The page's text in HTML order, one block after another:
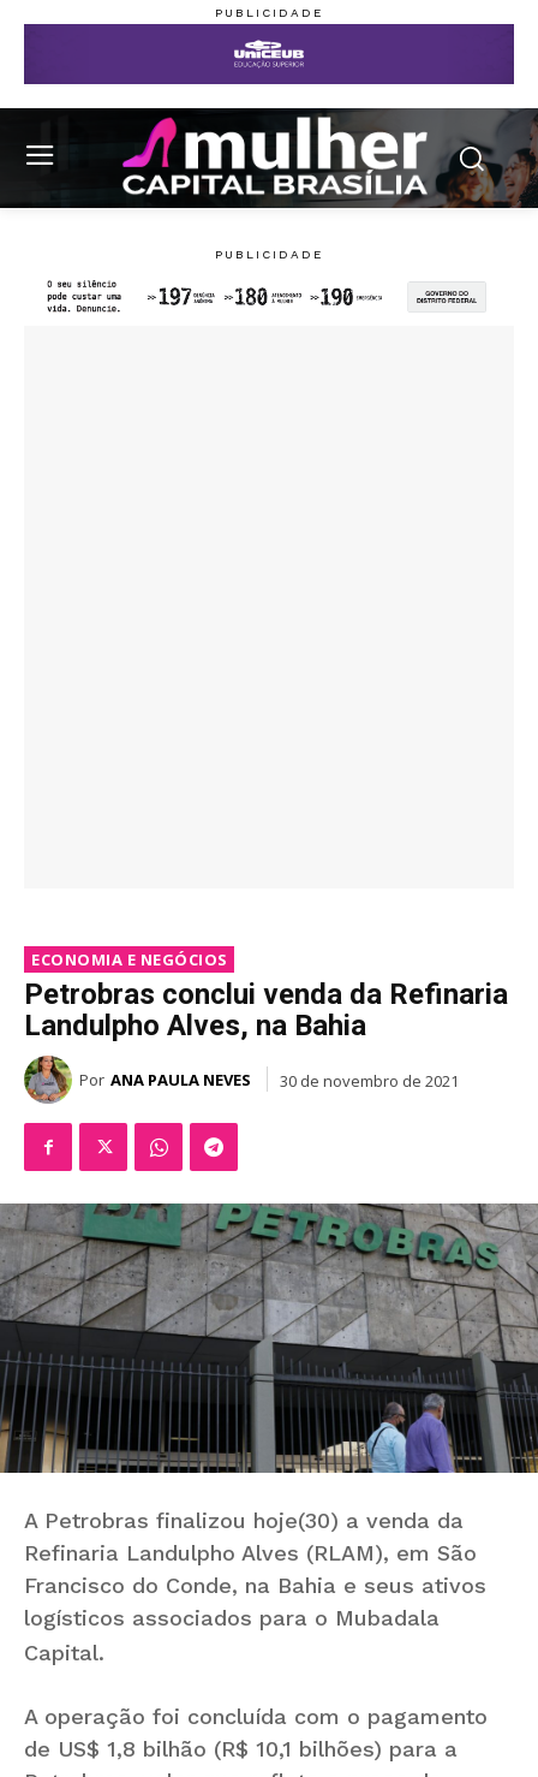
ECONOMIA E NEGÓCIOS
Petrobras conclui venda da Refinaria
Landulpho Alves, na Bahia
Por ANA PAULA NEVES 30 de novembro de 2021
A Petrobras finalizou hoje(30) a venda da
Refinaria Landulpho Alves (RLAM), em São
Francisco do Conde, na Bahia e seus ativos
logísticos associados para o Mubadala
Capital.
A operação foi concluída com o pagamento
de US$ 1,8 bilhão (R$ 10,1 bilhões) para a